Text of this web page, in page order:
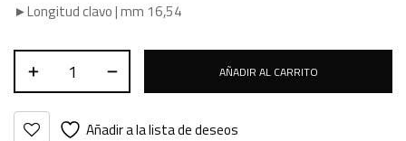
►Longitud clavo | mm 16,54
AÑADIR AL CARRITO
Añadir a la lista de deseos